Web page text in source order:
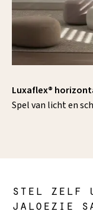
Luxaflex®
Spel van licht en
stel zelf
jaloezie